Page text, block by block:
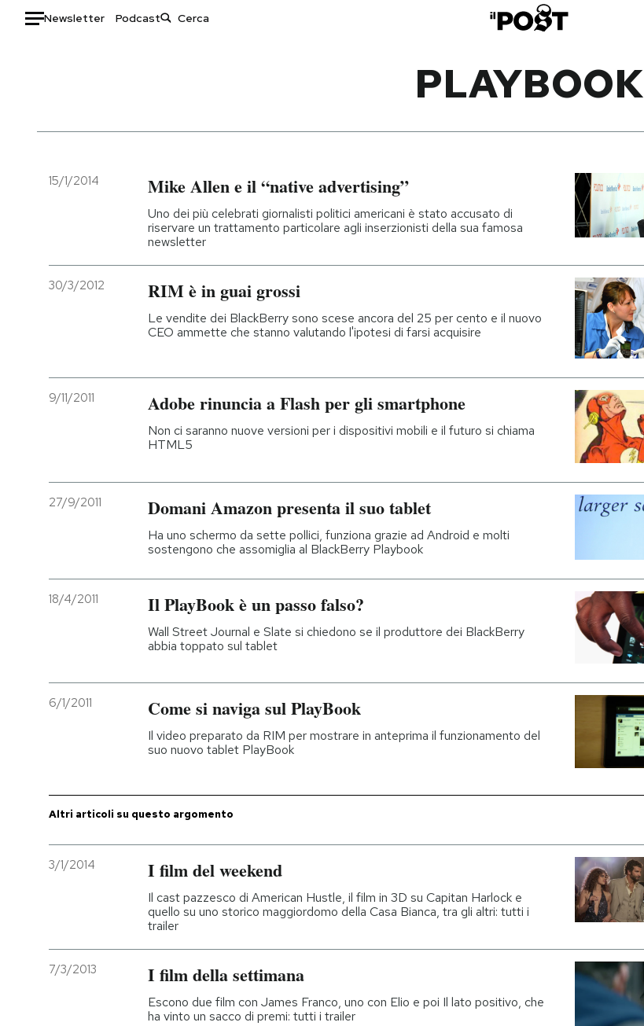
Newsletter Podcast
Italia
Politica
Cultura
Economia
Moda
Ok Boomer!
Media
Europa
Altrecose
Mondiali calcio 2026
I MIEI PREFERITI
AREA PERSONALE
PLAYBOOK
15/1/2014 Mike Allen e il “native advertising”
Uno dei più celebrati giornalisti politici americani è stato accusato di
riservare un trattamento particolare agli inserzionisti della sua famosa
newsletter
30/3/2012 RIM è in guai grossi
Le vendite dei BlackBerry sono scese ancora del 25 per cento e il nuovo
CEO ammette che stanno valutando l'ipotesi di farsi acquisire
9/11/2011 Adobe rinuncia a Flash per gli smartphone
Non ci saranno nuove versioni per i dispositivi mobili e il futuro si chiama
HTML5
27/9/2011 Domani Amazon presenta il suo tablet
Ha uno schermo da sette pollici, funziona grazie ad Android e molti
sostengono che assomiglia al BlackBerry Playbook
18/4/2011 Il PlayBook è un passo falso?
Wall Street Journal e Slate si chiedono se il produttore dei BlackBerry
abbia toppato sul tablet
6/1/2011 Come si naviga sul PlayBook
Il video preparato da RIM per mostrare in anteprima il funzionamento del
suo nuovo tablet PlayBook
Altri articoli su questo argomento
3/1/2014 I film del weekend
Il cast pazzesco di American Hustle, il film in 3D su Capitan Harlock e
quello su uno storico maggiordomo della Casa Bianca, tra gli altri: tutti i
trailer
7/3/2013 I film della settimana
Escono due film con James Franco, uno con Elio e poi Il lato positivo, che
ha vinto un sacco di premi: tutti i trailer